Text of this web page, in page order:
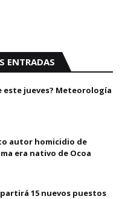
ENTRADAS
este jueves? Meteorología
autor homicidio de
era nativo de Ocoa
15 nuevos puestos